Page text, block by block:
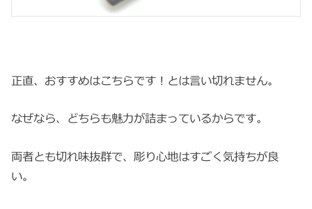
正直、おすすめはこちらです！とは言い切れません。
なぜなら、どちらも魅力が詰まっているからです。
両者とも切れ味抜群で、彫り心地はすごく気持ちが良
い。